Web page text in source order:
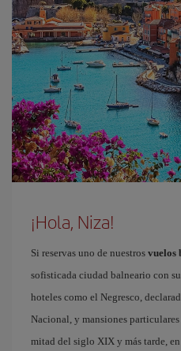
¡Hola, Niza!
Si reservas uno de nuestros vuelos
sofisticada ciudad balneario con
hoteles como el Negresco,
Nacional, y mansiones
mitad del siglo XIX y más tarde,